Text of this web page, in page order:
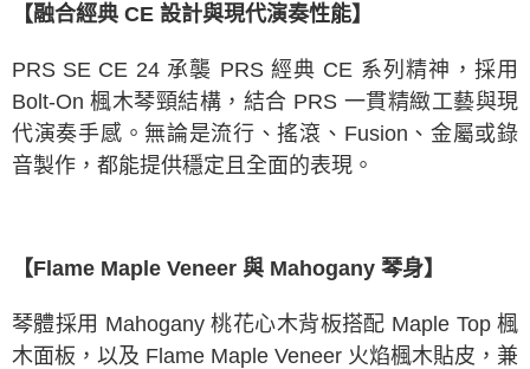
【注意事項】
用戶於交易時，得透過本服務購買商品或服務，並由商店將買賣／分期付款
買賣價金債權讓與本公司後，依約使用本公司帳單繳交帳款。
2.基於同意付款使用「大哥付你分期」之契約關係目的，商店將以您的個人
資料（包含姓名、電話或地址）提供予台灣大哥大進項蒐集、處理及利用，
由本公司與您本人進行分期帳單所需資料之確認、核對及更正。
3.完整用戶服務條款，請詳閱以下連結：https://oppay.tw/userRule
【融合經典 CE 設計與現代演奏性能】
PRS SE CE 24 承襲 PRS 經典 CE 系列精神，採用
Bolt-On 楓木琴頸結構，結合 PRS 一貫精緻工藝與現
代演奏手感。無論是流行、搖滾、Fusion、金屬或錄
音製作，都能提供穩定且全面的表現。
【Flame Maple Veneer 與 Mahogany 琴身】
琴體採用 Mahogany 桃花心木背板搭配 Maple Top 楓
木面板，以及 Flame Maple Veneer 火焰楓木貼皮，兼